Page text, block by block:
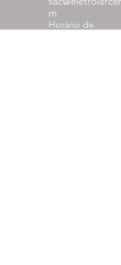
m
Horário de